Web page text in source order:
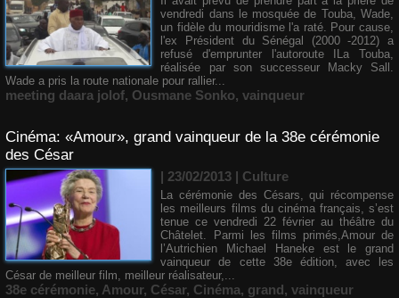
vendredi dans le mosquée de Touba, Wade,
un fidèle du mouridisme l'a raté. Pour cause,
l'ex Président du Sénégal (2000 -2012) a
refusé d'emprunter l'autoroute ILa Touba,
réalisée par son successeur Macky Sall.
Wade a pris la route nationale pour rallier...
meeting daara jolof, Ousmane Sonko, vainqueur
Cinéma: «Amour», grand vainqueur de la 38e cérémonie
des César
| 23/02/2013 | Culture
La cérémonie des Césars, qui récompense
les meilleurs films du cinéma français, s’est
tenue ce vendredi 22 février au théâtre du
Châtelet. Parmi les films primés,Amour de
l’Autrichien Michael Haneke est le grand
vainqueur de cette 38e édition, avec les
César de meilleur film, meilleur réalisateur,...
38e cérémonie, Amour, César, Cinéma, grand, vainqueur